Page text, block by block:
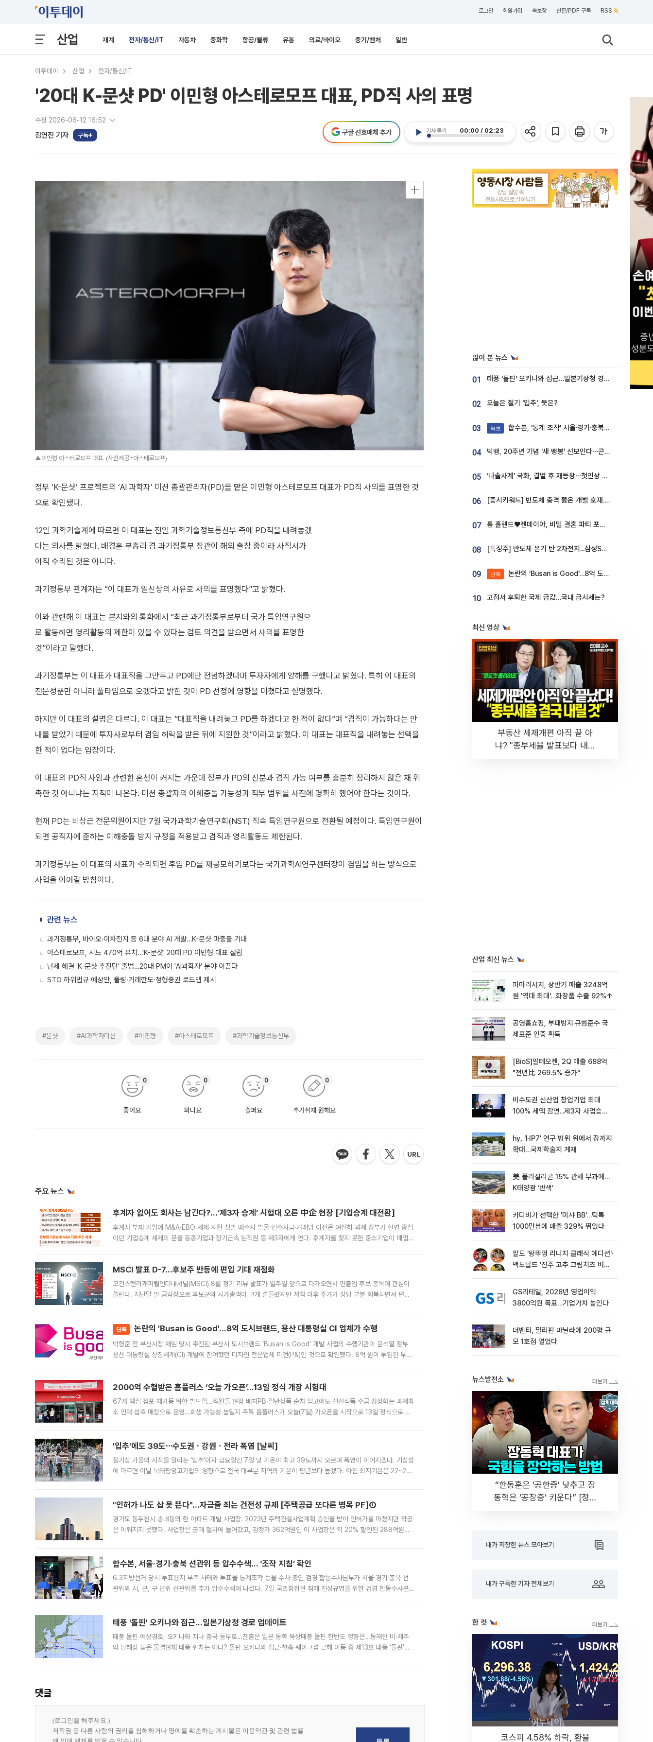
로그인 회원가입 속보창 신문/PDF 구독 RSS
산업 재계 전자/통신/IT 자동차 중화학 항공/물류 유통 의료/바이오 중기/벤처 일반
이투데이 산업 전자/통신/IT
'20대 K-문샷 PD' 이민형 아스테로모프 대표, PD직 사의 표명
수정 2026-06-12 16:52
김연진 기자 구독
기사 듣기 00:00 / 02:23
구글 선호매체 추가
▲이민형 아스테로모프 대표. (사진제공=아스테로모프)
정부 ‘K-문샷’ 프로젝트의 ‘AI 과학자’ 미션 총괄관리자(PD)를 맡은 이민형 아스테로모프 대표가 PD직 사의를 표명한 것
으로 확인됐다.
12일 과학기술계에 따르면 이 대표는 전일 과학기술정보통신부 측에 PD직을 내려놓겠
다는 의사를 밝혔다. 배경훈 부총리 겸 과기정통부 장관이 해외 출장 중이라 사직서가
아직 수리된 것은 아니다.
과기정통부 관계자는 “이 대표가 일신상의 사유로 사의를 표명했다”고 밝혔다.
이와 관련해 이 대표는 본지와의 통화에서 “최근 과기정통부로부터 국가 특임연구원으
로 활동하면 영리활동의 제한이 있을 수 있다는 검토 의견을 받으면서 사의를 표명한
것”이라고 말했다.
과기정통부는 이 대표가 대표직을 그만두고 PD에만 전념하겠다며 투자자에게 양해를 구했다고 밝혔다. 특히 이 대표의
전문성뿐만 아니라 풀타임으로 오겠다고 밝힌 것이 PD 선정에 영향을 미쳤다고 설명했다.
하지만 이 대표의 설명은 다르다. 이 대표는 “대표직을 내려놓고 PD를 하겠다고 한 적이 없다”며 “겸직이 가능하다는 안
내를 받았기 때문에 투자사로부터 겸임 허락을 받은 뒤에 지원한 것”이라고 밝혔다. 이 대표는 대표직을 내려놓는 선택을
한 적이 없다는 입장이다.
이 대표의 PD직 사임과 관련한 혼선이 커지는 가운데 정부가 PD의 신분과 겸직 가능 여부를 충분히 정리하지 않은 채 위
촉한 것 아니냐는 지적이 나온다. 미션 총괄자의 이해충돌 가능성과 직무 범위를 사전에 명확히 했어야 한다는 것이다.
현재 PD는 비상근 전문위원이지만 7월 국가과학기술연구회(NST) 직속 특임연구원으로 전환될 예정이다. 특임연구원이
되면 공직자에 준하는 이해충돌 방지 규정을 적용받고 겸직과 영리활동도 제한된다.
과기정통부는 이 대표의 사표가 수리되면 후임 PD를 재공모하기보다는 국가과학AI연구센터장이 겸임을 하는 방식으로
사업을 이어갈 방침이다.
관련 뉴스
과기정통부, 바이오·이차전지 등 6대 분야 AI 개발…K-문샷 마중물 기대
아스테로모프, 시드 470억 유치…'K-문샷' 20대 PD 이민형 대표 설립
난제 해결 'K-문샷 추진단' 출범…20대 PM이 'AI과학자' 분야 이끈다
STO 하위법규 예상안, 풀링·거래한도·정형증권 로드맵 제시
#문샷 #AI과학자미션 #이민형 #아스테로모프 #과학기술정보통신부
좋아요
0
화나요
0
슬퍼요
0
추가취재 원해요
0
주요 뉴스
후계자 없어도 회사는 남긴다?…‘제3자 승계’ 시험대 오른 中企 현장 [기업승계 대전환]
후계자 부재 기업에 M&A·EBO 세제 지원 첫발 매수자 발굴·인수자금·거래망 이전은 여전히 과제 정부가 혈연 중심
이던 기업승계 세제의 문을 동종기업과 장기근속 임직원 등 제3자에게 연다. 후계자를 찾지 못한 중소기업이 폐업
MSCI 발표 D-7…후보주 반등에 편입 기대 재점화
모건스탠리캐피털인터내셔널(MSCI) 8월 정기 리뷰 발표가 일주일 앞으로 다가오면서 편출입 후보 종목에 관심이
쏠린다. 지난달 말 급락장으로 후보군의 시가총액이 크게 흔들렸지만 저점 이후 주가가 상당 부분 회복되면서 편입
단독 논란의 'Busan is Good'…8억 도시브랜드, 용산 대통령실 CI 업체가 수행
박형준 전 부산시장 재임 당시 추진된 부산시 도시브랜드 ‘Busan is Good’ 개발 사업의 수행기관이 윤석열 정부
용산 대통령실 상징체계(CI) 개발에 참여했던 디자인 전문업체 피앤(P&)인 것으로 확인됐다. 8억 원이 투입된 부산
2000억 수혈받은 홈플러스 ‘오늘 가오픈’...13일 정식 개장 시험대
67개 핵심 점포 재가동 위한 빌드업...직원들 현장 배치PB·일반상품 순차 입고에도 신선식품 수급 정상화는 과제최
소 인력·압축 매장으로 운영…회생 가능성 높일지 주목 홈플러스가 오늘(7일) 가오픈을 시작으로 13일 정식으로 재
'입추'에도 39도⋯수도권ㆍ강원ㆍ전라 폭염 [날씨]
절기상 가을의 시작을 알리는 ‘입추’이자 금요일인 7일 낮 기온이 최고 39도까지 오르며 폭염이 이어지겠다. 기상청
에 따르면 이날 북태평양고기압의 영향으로 전국 대부분 지역의 기온이 평년보다 높겠다. 아침 최저기온은 22~27
"인허가 나도 삽 못 뜬다"…자금줄 죄는 건전성 규제 [주택공급 또다른 병목 PF]①
경기도 동두천시 송내동의 한 아파트 개발 사업장. 2023년 주택건설사업계획 승인을 받아 인허가를 마쳤지만 착공
은 이뤄지지 못했다. 사업장은 공매 절차에 들어갔고, 감정가 362억원인 이 사업장은 약 20% 할인된 288억원에
합수본, 서울·경기·충북 선관위 등 압수수색… ‘조작 지침’ 확인
6.3지방선거 당시 투표용지 부족 사태와 투표율 통계조작 등을 수사 중인 검경 합동수사본부가 서울·경기·충북 선
관위와 시, 군, 구 단위 선관위를 추가 압수수색에 나섰다. 7일 국민참정권 침해 진상규명을 위한 검경 합동수사본
태풍 '돌핀' 오키나와 접근…일본기상청 경로 업데이트
태풍 돌핀 예상경로, 오키나와 지나 중국 동부로…찬홈은 일본 동쪽 북상태풍 돌핀 한반도 영향은…동해안 비·제주
와 남해상 높은 물결현재 태풍 위치는 어디? 돌핀 오키나와 접근·찬홈 웨이크섬 근해 이동 중 제13호 태풍 ‘돌핀’이
댓글
많이 본 뉴스
01 태풍 '돌핀' 오키나와 접근…일본기상청 경로 업데이트
02 오늘은 절기 '입추', 뜻은?
03 속보 합수본, '통계 조작' 서울·경기·충북 선관위 등 추가 압수수색
04 빅뱅, 20주년 기념 '새 뱅봉' 선보인다⋯콘서트 앞두고 팝업 개최
05 ‘나솔사계’ 국화, 결별 후 재등장⋯첫인상 투표 휩쓸고 ‘인기녀’ 등극
06 [증시키워드] 반도체 충격 뚫은 개별 호재...포스코퓨처엠·에코프로·한화솔루션 '눈길'
07 톰 홀랜드♥젠데이아, 비밀 결혼 파티 포착⋯호텔 대관비만 9억
08 [특징주] 반도체 온기 탄 2차전지...삼성SDI, 장 초반 7% 넘게 껑충
09 단독 논란의 'Busan is Good'…8억 도시브랜드, 용산 대통령실 CI 업체가 수행
10 고점서 후퇴한 국제 금값…국내 금시세는?
최신 영상
부동산 세제개편 아직 끝 아
냐? "종부세율 발표보다 내릴
산업 최신 뉴스
파마리서치, 상반기 매출 3248억
원 '역대 최대'…화장품 수출 92%↑
공영홈쇼핑, 부패방지·규범준수 국
제표준 인증 획득
[BioS]알테오젠, 2Q 매출 688억
"전년比 269.5% 증가"
비수도권 신산업 창업기업 최대
100% 세액 감면...제3자 사업승계
hy, ‘HP7’ 연구 범위 위에서 장까지
확대…국제학술지 게재
美 폴리실리콘 15% 관세 부과에…
K태양광 ‘반색’
카디비가 선택한 '미샤 BB'…틱톡
1000만뷰에 매출 329% 뛰었다
팔도 '왕뚜껑 리니지 클래식 에디션'·
맥도날드 '진주 고추 크림치즈 버거'
GS리테일, 2028년 영업이익
3800억원 목표…기업가치 높인다
더벤티, 필리핀 마닐라에 200평 규
모 1호점 열었다
뉴스발전소
“한동훈은 ‘공한증’ 낮추고 장
동혁은 ‘공장증’ 키운다” [정치
내가 저장한 뉴스 모아보기
내가 구독한 기자 전체보기
한 컷
코스피 4.58% 하락, 환율